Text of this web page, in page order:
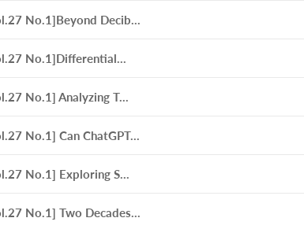
No.1]Beyond Decib...
No.1]Differential...
No.1] Analyzing T...
No.1] Can ChatGPT...
No.1] Exploring S...
No.1] Two Decades...